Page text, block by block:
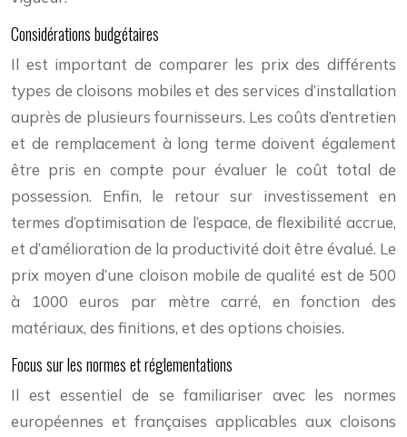
Considérations budgétaires
Il est important de comparer les prix des différents
types de cloisons mobiles et des services d’installation
auprès de plusieurs fournisseurs. Les coûts d’entretien
et de remplacement à long terme doivent également
être pris en compte pour évaluer le coût total de
possession. Enfin, le retour sur investissement en
termes d’optimisation de l’espace, de flexibilité accrue,
et d’amélioration de la productivité doit être évalué. Le
prix moyen d’une cloison mobile de qualité est de 500
à 1000 euros par mètre carré, en fonction des
matériaux, des finitions, et des options choisies.
Focus sur les normes et réglementations
Il est essentiel de se familiariser avec les normes
européennes et françaises applicables aux cloisons